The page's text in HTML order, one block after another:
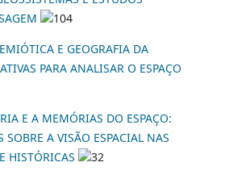
104
E GEOGRAFIA DA
PARA ANALISAR O ESPAÇO
E A MEMÓRIAS DO ESPAÇO:
SOBRE A VISÃO ESPACIAL NAS
HISTÓRICAS
32